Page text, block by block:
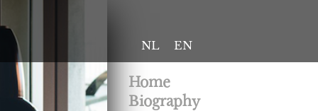
NL EN
Home
Biography